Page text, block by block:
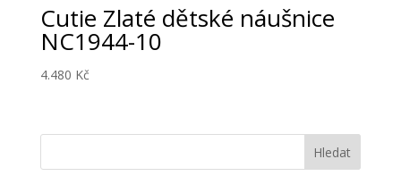
Cutie Zlaté dětské náušnice
NC1944-10
4.480 Kč